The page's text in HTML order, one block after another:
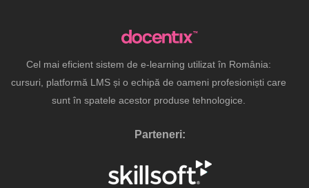
Cel mai eficient sistem de e-learning utilizat în România:
cursuri, platformă LMS și o echipă de oameni profesioniști care
sunt în spatele acestor produse tehnologice.
Parteneri: